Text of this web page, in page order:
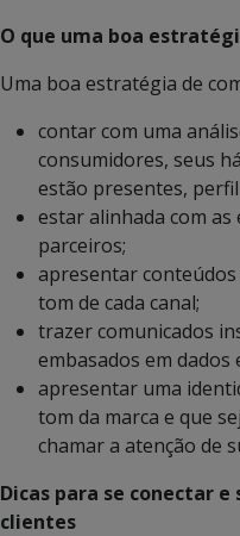
O que uma boa
Uma boa estratégia de
contar com uma
consumidores, seus
estão presentes,
estar alinhada com as
parceiros;
apresentar
tom de cada canal;
trazer comunicados
embasados em dados
apresentar uma
tom da marca e que
chamar a atenção de
Dicas para se conectar
clientes